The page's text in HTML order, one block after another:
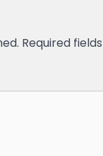
Required